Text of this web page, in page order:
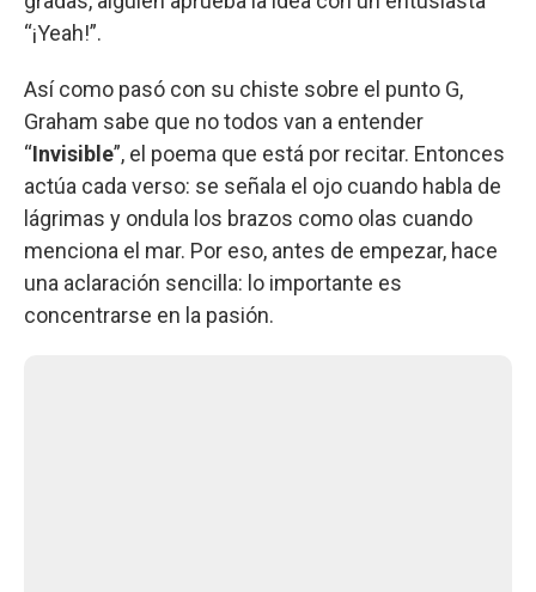
“¡Yeah!”.
Así como pasó con su chiste sobre el punto G,
Graham sabe que no todos van a entender
“Invisible”, el poema que está por recitar. Entonces
actúa cada verso: se señala el ojo cuando habla de
lágrimas y ondula los brazos como olas cuando
menciona el mar. Por eso, antes de empezar, hace
una aclaración sencilla: lo importante es
concentrarse en la pasión.